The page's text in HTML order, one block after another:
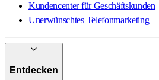
Kundencenter für Geschäftskunden
Unerwünschtes Telefonmarketing
Entdecken